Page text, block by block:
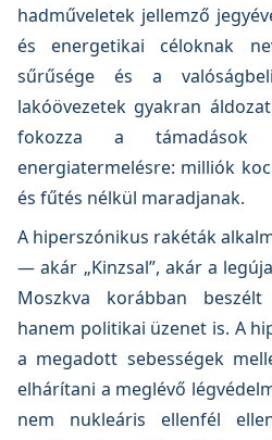
hadműveletek jellemző
és energetikai céloknak
sűrűsége és a
lakóövezetek gyakran
fokozza a támadások
energiatermelésre: milliók
és fűtés nélkül maradjanak.
A hiperszónikus rakéták
— akár „Kinzsal”, akár a
Moszkva korábban
hanem politikai üzenet is. A
a megadott sebességek
elhárítani a meglévő
nem nukleáris ellenfél